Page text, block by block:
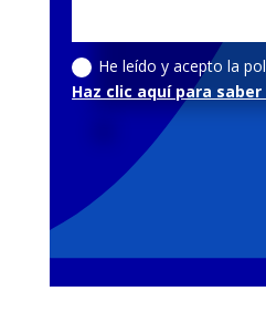
He leído y acepto la
Haz clic aquí para saber